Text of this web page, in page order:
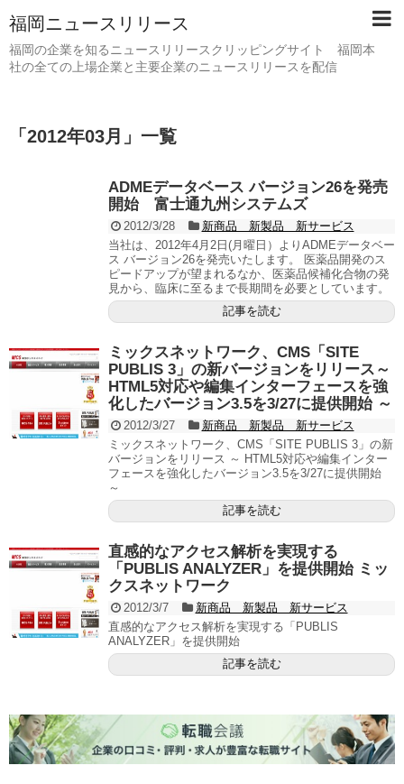
福岡ニュースリリース
福岡の企業を知るニュースリリースクリッピングサイト 福岡本
社の全ての上場企業と主要企業のニュースリリースを配信
「 2012年03月 」 一覧
ADMEデータベース バージョン26を発売
開始 富士通九州システムズ
2012/3/28
新商品 新製品 新サービス
当社は、2012年4月2日(月曜日）よりADMEデータベー
ス バージョン26を発売いたします。 医薬品開発のス
ピードアップが望まれるなか、医薬品候補化合物の発
見から、臨床に至るまで長期間を必要としています。
記事を読む
ミックスネットワーク、CMS「SITE
PUBLIS 3」の新バージョンをリリース～
HTML5対応や編集インターフェースを強
化したバージョン3.5を3/27に提供開始 ～
2012/3/27
新商品 新製品 新サービス
ミックスネットワーク、CMS「SITE PUBLIS 3」の新
バージョンをリリース ～ HTML5対応や編集インター
フェースを強化したバージョン3.5を3/27に提供開始
～
記事を読む
直感的なアクセス解析を実現する
「PUBLIS ANALYZER」を提供開始 ミッ
クスネットワーク
2012/3/7
新商品 新製品 新サービス
直感的なアクセス解析を実現する「PUBLIS
ANALYZER」を提供開始
記事を読む